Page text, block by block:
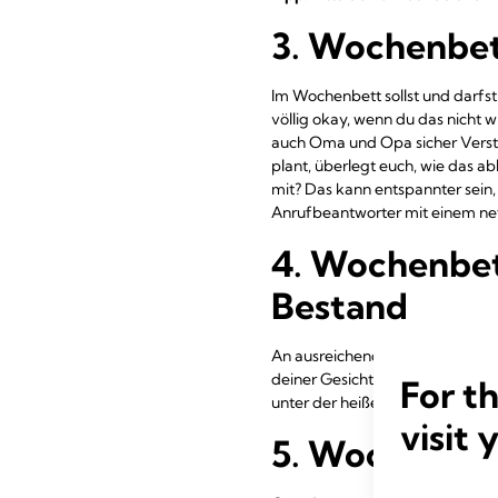
3.
Im Wochenbett sollst und
völlig okay, wenn du das nicht
auch Oma und Opa sicher
plant, überlegt euch, wie das
mit? Das kann entspannter
Anrufbeantworter mit einem
4.
Bestand
An ausreichend
deiner Gesichtscreme oder
unter der heißen Dusche zu
5.
For
visit